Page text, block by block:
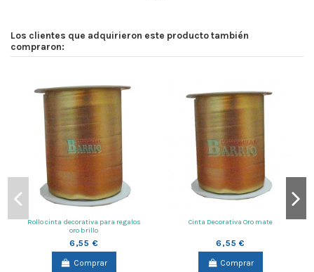
Los clientes que adquirieron este producto también
compraron:
Rollo cinta decorativa para regalos
oro brillo
6,55 €
Comprar
Cinta Decorativa Oro mate
6,55 €
Comprar